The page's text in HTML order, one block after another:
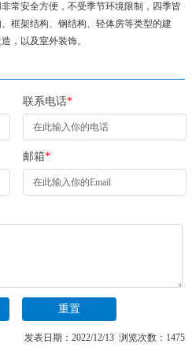
常安全方便，不受季节环境限制，四季皆
框架结构、钢结构、轻体房等类型的建
，以及室外装饰。
联系电话*
邮箱*
发表日期：2022/12/13 浏览次数：1475